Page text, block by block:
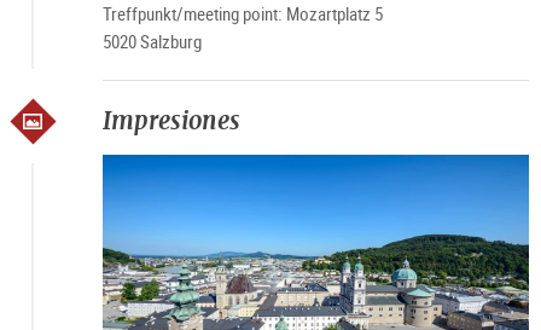
Treffpunkt/meeting point: Mozartplatz 5
5020 Salzburg
Impresiones